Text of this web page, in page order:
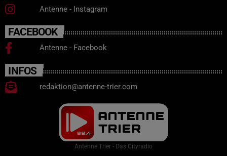
Antenne - Instagram
FACEBOOK
Antenne - Facebook
INFOS
redaktion@antenne-trier.com
Antenne Trier - Das Cityradio